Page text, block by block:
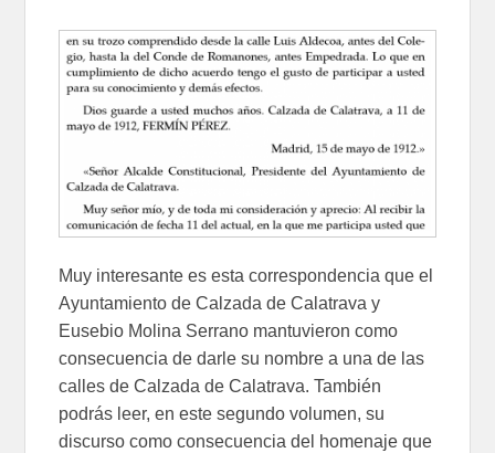
Muy interesante es esta correspondencia que el
Ayuntamiento de Calzada de Calatrava y
Eusebio Molina Serrano mantuvieron como
consecuencia de darle su nombre a una de las
calles de Calzada de Calatrava. También
podrás leer, en este segundo volumen, su
discurso como consecuencia del homenaje que